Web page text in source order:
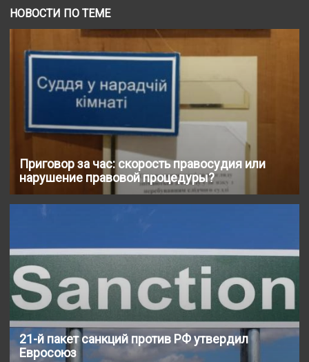
НОВОСТИ ПО ТЕМЕ
Приговор за час: скорость правосудия или
нарушение правовой процедуры?
21-й пакет санкций против РФ утвердил
Евросоюз